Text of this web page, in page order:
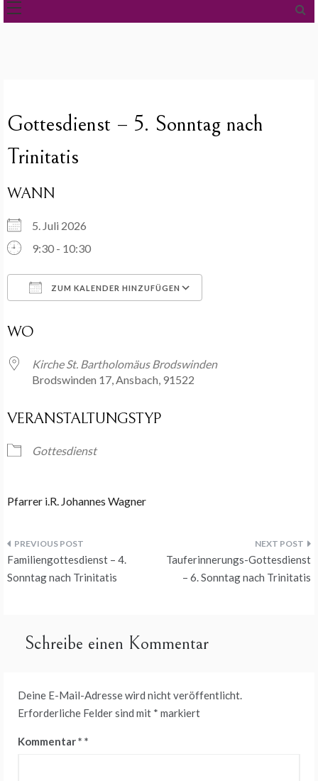
Gottesdienst – 5. Sonntag nach
Trinitatis
WANN
5. Juli 2026
9:30 - 10:30
ZUM KALENDER HINZUFÜGEN
WO
Kirche St. Bartholomäus Brodswinden
Brodswinden 17, Ansbach, 91522
VERANSTALTUNGSTYP
Gottesdienst
Pfarrer i.R. Johannes Wagner
Beitragsnavigation
Familiengottesdienst – 4.
Sonntag nach Trinitatis
Tauferinnerungs-Gottesdienst
– 6. Sonntag nach Trinitatis
Schreibe einen Kommentar
Deine E-Mail-Adresse wird nicht veröffentlicht.
Erforderliche Felder sind mit * markiert
Kommentar*